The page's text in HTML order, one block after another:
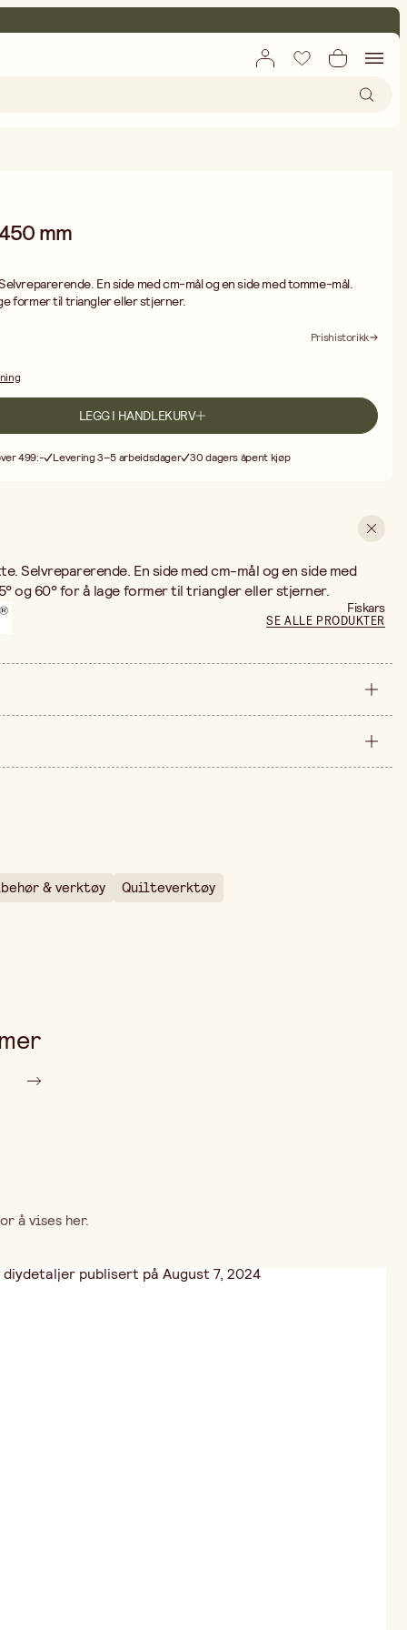
mm
En side med cm-mål og en side med tomme-mål.
former til triangler eller stjerner.
Prishistorikk
LEGG I HANDLEKURV
499:- Levering 3–5 arbeidsdager 30 dagers åpent kjøp
Selvreparerende. En side med cm-mål og en side med
og 60° for å lage former til triangler eller stjerner.
Fiskars
SE ALLE PRODUKTER
stykke
& verktøy Quilteverktøy
å vises her.